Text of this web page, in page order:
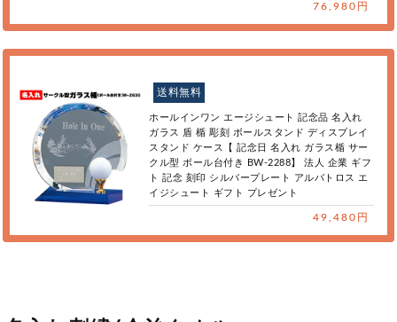
76,980円
送料無料
ホールインワン エージシュート 記念品 名入れ
ガラス 盾 楯 彫刻 ボールスタンド ディスプレイ
スタンド ケース【 記念日 名入れ ガラス楯 サー
クル型 ボール台付き BW-2288】 法人 企業 ギフ
ト 記念 刻印 シルバープレート アルバトロス エ
イジシュート ギフト プレゼント
49,480円